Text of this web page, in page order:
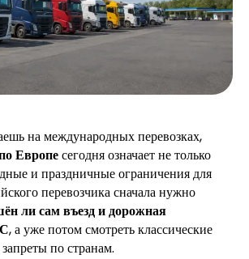
на международных перевозках,
Европесегодня означает не только
и праздничные ограничения для
перевозчика сначала нужно
ли сам въезд и дорожная
, а уже потом смотреть классические
по странам.